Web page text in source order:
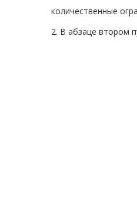
количественные
2. В абзаце втором